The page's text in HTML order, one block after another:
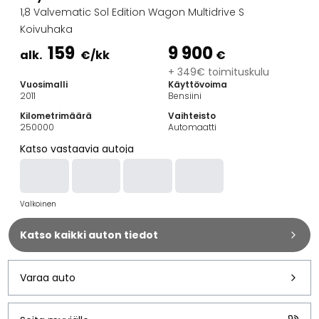
Farmariautot
Kaupunkiautot
Vetoautot
Hyötyajoneuvot
Huutokauppa-autot
Edulliset autot
Automerkit
BMW
Kia
Mercedes-Benz
Polestar
Skoda
Tesla
Toyota
1,8 Valvematic Sol Edition Wagon Multidrive S
Koivuhaka
alk. 159 €/kk 9 900 €
+ 349€ toimituskulu
Vuosimalli
2011
Käyttövoima
Bensiini
Kilometrimäärä
250000
Vaihteisto
Automaatti
Katso vastaavia autoja
Valkoinen
Katso kaikki auton tiedot
Varaa auto